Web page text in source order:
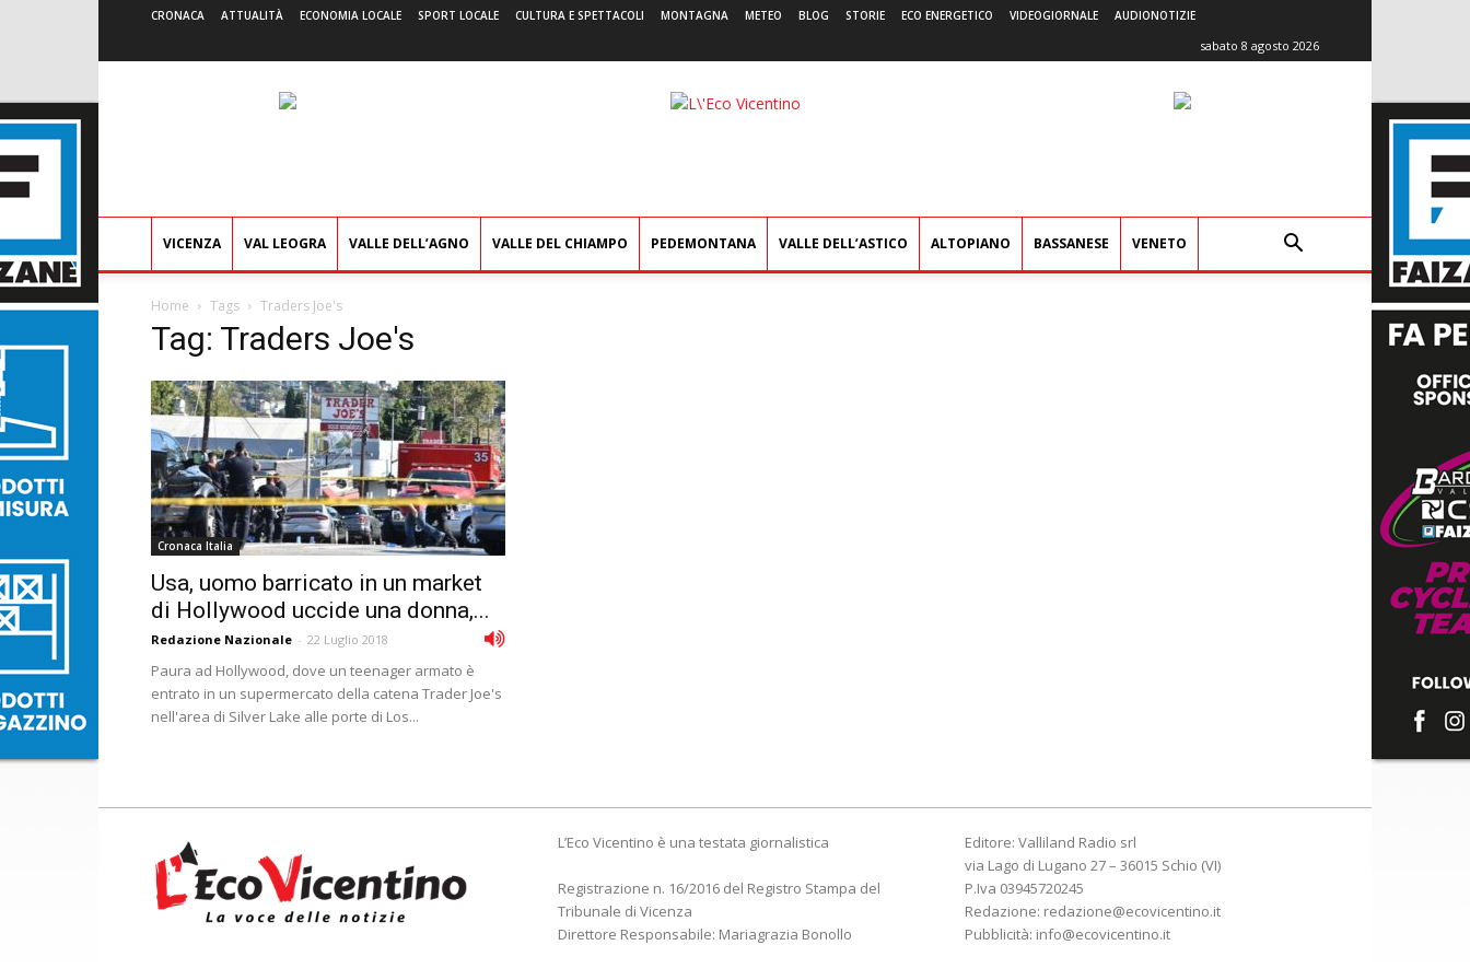
CRONACA ATTUALITÀ ECONOMIA LOCALE SPORT LOCALE CULTURA E SPETTACOLI MONTAGNA METEO BLOG STORIE ECO ENERGETICO VIDEOGIORNALE AUDIONOTIZIE
sabato 8 agosto 2026
L'Eco
VICENZA VAL LEOGRA VALLE DELL’AGNO VALLE DEL CHIAMPO PEDEMONTANA VALLE DELL’ASTICO ALTOPIANO BASSANESE VENETO
Home Tags Traders Joe's
Tag: Traders Joe's
Cronaca Italia
Usa, uomo barricato in un market
di Hollywood uccide una donna,...
Redazione Nazionale - 22 Luglio 2018
Paura ad Hollywood, dove un teenager armato è
entrato in un supermercato della catena Trader Joe's
nell'area di Silver Lake alle porte di Los...
L’Eco Vicentino è una testata giornalistica
Registrazione n. 16/2016 del Registro Stampa del
Tribunale di Vicenza
Direttore Responsabile: Mariagrazia Bonollo
Editore: Valliland Radio srl
via Lago di Lugano 27 – 36015 Schio (VI)
P.Iva 03945720245
Redazione: redazione@ecovicentino.it
Pubblicità: info@ecovicentino.it